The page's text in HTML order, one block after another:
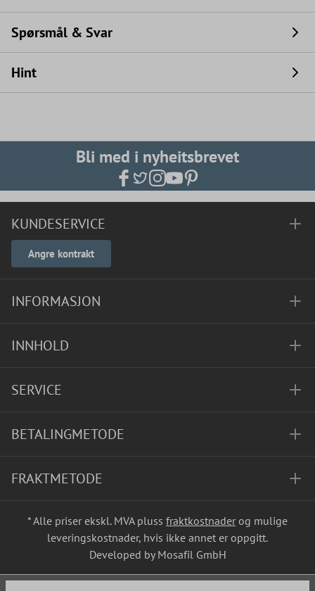
Spørsmål & Svar
Hint
Bli med i nyheitsbrevet
KUNDESERVICE
Angre kontrakt
INFORMASJON
INNHOLD
SERVICE
BETALINGMETODE
FRAKTMETODE
* Alle priser ekskl. MVA pluss fraktkostnader og mulige
leveringskostnader, hvis ikke annet er oppgitt.
Developed by Mosafil GmbH